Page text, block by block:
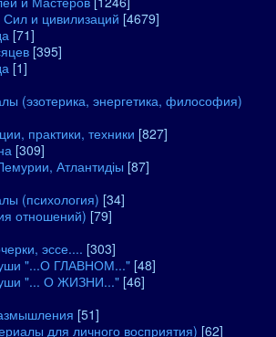
Сил и цивилизаций [4679]
[71]
[395]
[1]
(эзотерика, энергетика, философия)
практики, техники [827]
[309]
Атлантидіы [87]
(психология) [34]
отношений) [79]
эссе.... [303]
"...О ГЛАВНОМ..." [48]
"... О ЖИЗНИ..." [46]
[51]
для личного восприятия) [62]